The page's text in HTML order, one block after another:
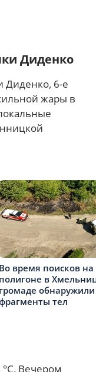
Диденко
Диденко, 6-е
жары в
Во время поисков на
полигоне в
громаде обнаружили
тел
°С. Вечером